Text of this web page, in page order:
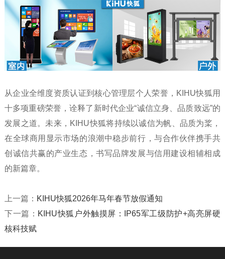
从企业全维度资质认证到核心管理层个人荣誉，KIHU快狐用
十多项重磅荣誉，诠释了新时代企业“诚信立身、品质致远”的
发展之道。未来，KIHU快狐将持续以诚信为帆、品质为桨，
在全球商用显示市场的浪潮中稳步前行，与合作伙伴携手共
创诚信共赢的产业生态，书写品牌发展与信用建设相辅相成
的新篇章。
上一篇： KIHU快狐2026年马年春节放假通知
下一篇： KIHU快狐户外触摸屏：IP65军工级防护+高亮屏硬
核科技赋